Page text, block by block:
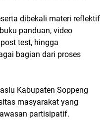
dibekali materi reflektif
panduan, video
test, hingga
bagian dari proses
Kabupaten Soppeng
masyarakat yang
partisipatif.